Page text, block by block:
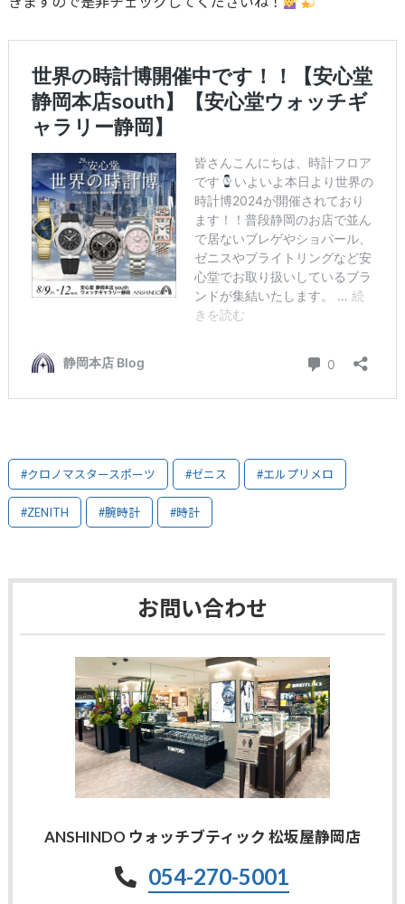
#クロノマスタースポーツ #ゼニス #エルプリメロ
#ZENITH #腕時計 #時計
お問い合わせ
ANSHINDO ウォッチブティック 松坂屋静岡店
054-270-5001